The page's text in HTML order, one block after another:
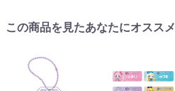
この商品を見たあなたにオススメ